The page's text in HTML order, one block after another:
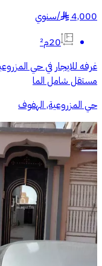
4,000
§
/سنوي
20م²
غرفه للايجار في حي
مستقل شامل الما
حي المزروعية, الهفوف